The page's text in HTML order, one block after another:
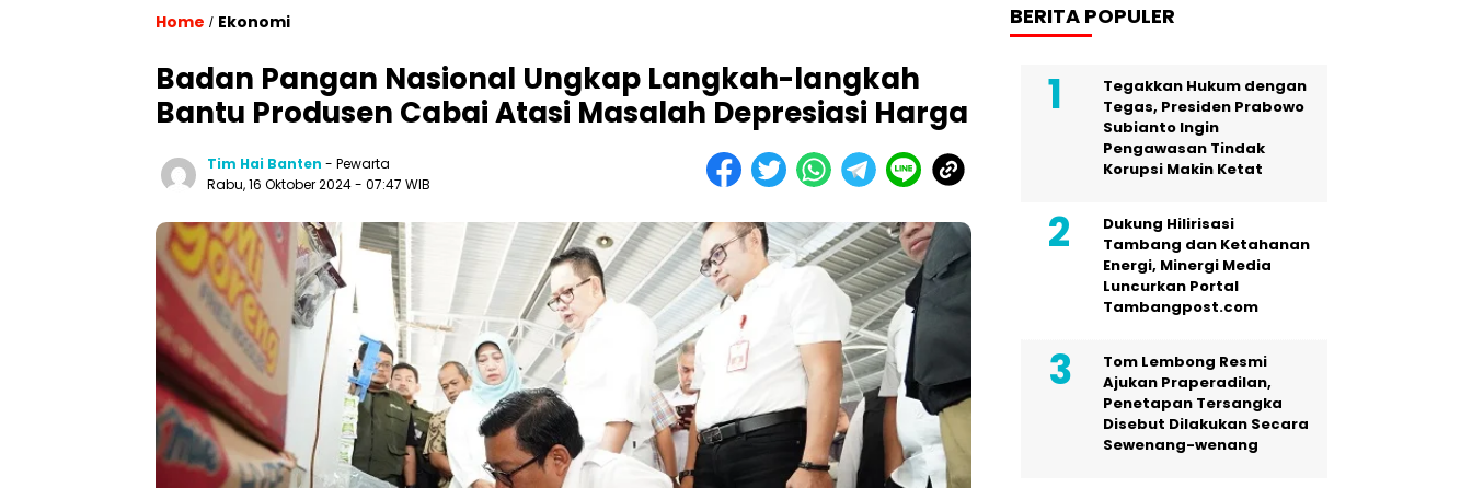
Home / Ekonomi
Badan Pangan Nasional Ungkap Langkah-langkah
Bantu Produsen Cabai Atasi Masalah Depresiasi Harga
Tim Hai Banten - Pewarta
Rabu, 16 Oktober 2024 - 07:47 WIB
BERITA POPULER
Tegakkan Hukum dengan
Tegas, Presiden Prabowo
Subianto Ingin
Pengawasan Tindak
Korupsi Makin Ketat
Dukung Hilirisasi
Tambang dan Ketahanan
Energi, Minergi Media
Luncurkan Portal
Tambangpost.com
Tom Lembong Resmi
Ajukan Praperadilan,
Penetapan Tersangka
Disebut Dilakukan Secara
Sewenang-wenang